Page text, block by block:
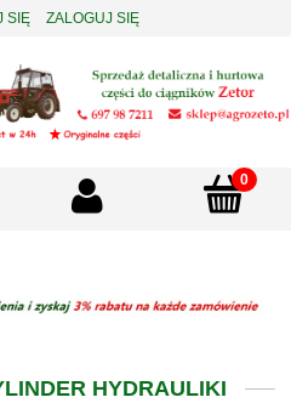
SIĘ ZALOGUJ SIĘ
HYDRAULIKI